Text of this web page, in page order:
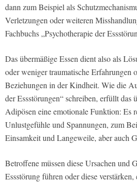
dann zum Beispiel als
Verletzungen oder weiteren
Fachbuchs „Psychotherapie der
Das übermäßige Essen dient also als
oder weniger traumatische Erfahrungen
Beziehungen in der Kindheit. Wie die
der Essstörungen“ schreiben, erfüllt das
Adipösen eine emotionale Funktion: Es
Unlustgefühle und Spannungen, zum
Einsamkeit und Langeweile, aber auch
Betroffene müssen diese Ursachen und
Essstörung führen oder diese